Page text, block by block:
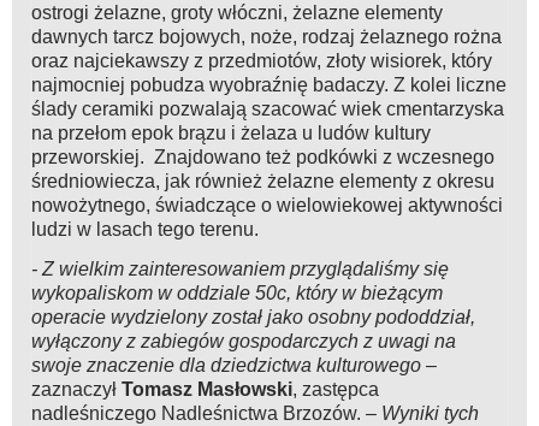
ostrogi żelazne, groty włóczni, żelazne elementy
dawnych tarcz bojowych, noże, rodzaj żelaznego rożna
oraz najciekawszy z przedmiotów, złoty wisiorek, który
najmocniej pobudza wyobraźnię badaczy. Z kolei liczne
ślady ceramiki pozwalają szacować wiek cmentarzyska
na przełom epok brązu i żelaza u ludów kultury
przeworskiej. Znajdowano też podkówki z wczesnego
średniowiecza, jak również żelazne elementy z okresu
nowożytnego, świadczące o wielowiekowej aktywności
ludzi w lasach tego terenu.
- Z wielkim zainteresowaniem przyglądaliśmy się
wykopaliskom w oddziale 50c, który w bieżącym
operacie wydzielony został jako osobny pododdział,
wyłączony z zabiegów gospodarczych z uwagi na
swoje znaczenie dla dziedzictwa kulturowego –
zaznaczył Tomasz Masłowski, zastępca
nadleśniczego Nadleśnictwa Brzozów. – Wyniki tych